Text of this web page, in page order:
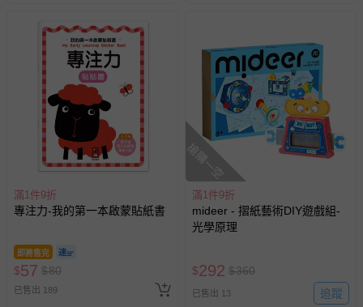
部分商品依據消費者保護法的規定，不適用七天鑑賞期/猶
豫期範圍：
易於腐敗、保存期限較短或解約時即將逾期（例如生鮮
商品、食品等）。
客製化商品（例如客製生日書、姓名貼等）。
報紙、期刊或雜誌（惟書籍如經拆封、使用，則酌收整
新費用）。
經消費者拆封之影音商品或電腦軟體（例如 DVD、CD
等）。
非以有形媒介提供之數位內容或一經提供即為完成之線
上服務，經消費者事先同意始提供（例如線上課程、遊
戲或活動點數等）。
已拆封之以下類型商品：
滿1件9折
專注力-我的第一本啟蒙貼紙書
即將售完
$57 $80
已售出 189
搶購一空
滿1件9折
mideer - 摺紙藝術DIY遊戲組-
光學原理
$292 $360
已售出 13 追蹤